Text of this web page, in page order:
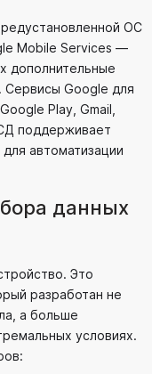
ОС
Mobile Services —
дополнительные
Сервисы Google для
Play, Gmail,
поддерживает
автоматизации
данных
Это
разработан не
а больше
условиях.